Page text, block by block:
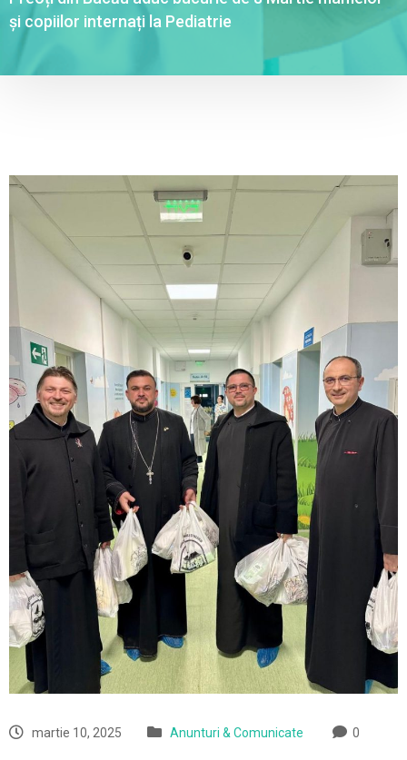
și copiilor internați la Pediatrie
martie 10, 2025 Anunturi & Comunicate 0